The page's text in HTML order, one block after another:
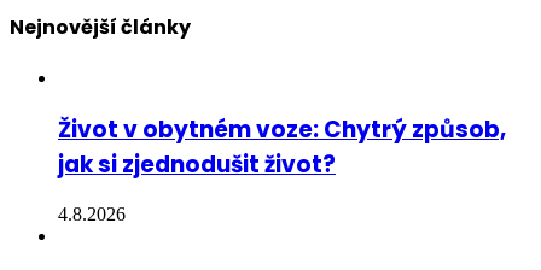
Nejnovější články
Život v obytném voze: Chytrý způsob,
jak si zjednodušit život?
4.8.2026